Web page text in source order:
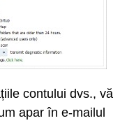
contului dvs., vă
apar în e-mailul